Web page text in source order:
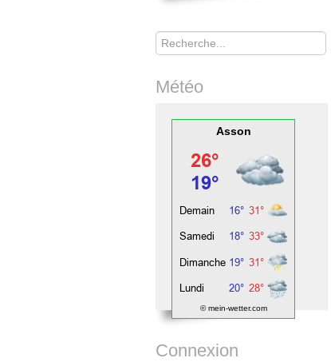
Rechercher
Météo
Asson
© mein-wetter.com
Connexion